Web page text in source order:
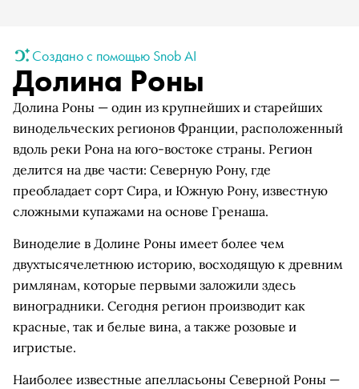
Создано с помощью Snob AI
Долина Роны
Долина Роны — один из крупнейших и старейших
винодельческих регионов Франции, расположенный
вдоль реки Рона на юго-востоке страны. Регион
делится на две части: Северную Рону, где
преобладает сорт Сира, и Южную Рону, известную
сложными купажами на основе Гренаша.
Виноделие в Долине Роны имеет более чем
двухтысячелетнюю историю, восходящую к древним
римлянам, которые первыми заложили здесь
виноградники. Сегодня регион производит как
красные, так и белые вина, а также розовые и
игристые.
Наиболее известные апелласьоны Северной Роны —